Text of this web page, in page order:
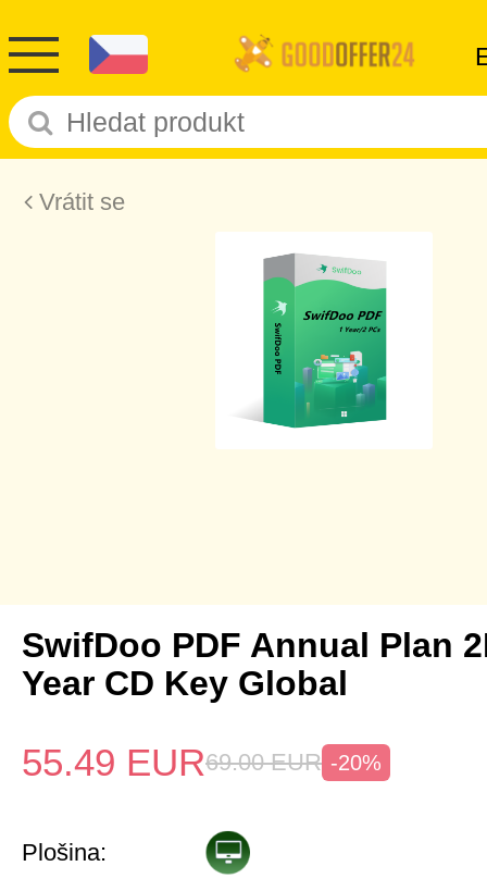
Vrátit se
SwifDoo PDF Annual Plan
Year CD Key Global
55.49 EUR69.00 EUR -20%
Plošina: